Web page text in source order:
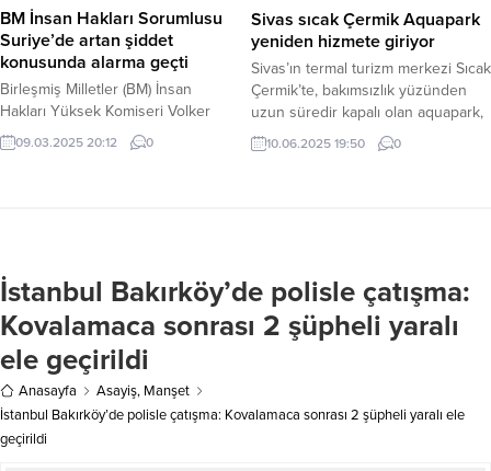
bu akşam saatlerinde korkutan bir
deprem yaşandı....
BM İnsan Hakları Sorumlusu
Suriye’de artan şiddet
konusunda alarma geçti
Birleşmiş Milletler (BM) İnsan
Hakları Yüksek Komiseri Volker
Türk, Suriye’nin kuzeybatısındaki
kıyı bölgelerinde artan şiddet
bildirilen koordineli saldırıların
öldürmelerin derhal durdurulması
çağrısında bulundu. Türk, “Kadınlar,
çocuklar ve...
09.03.2025 20:12 0
Sivas sıcak Çermik Aquapark
yeniden hizmete giriyor
Sivas’ın termal turizm merkezi Sıcak
Çermik’te, bakımsızlık yüzünden
uzun süredir kapalı olan aquapark,
önümüzdeki günlerde tekrar
açılacak. Sivas Belediye Başkanı Dr.
önemli projelerden biri olan
Aquapark Sağlık, Spor ve...
10.06.2025 19:50 0
İstanbul Bakırköy’de polisle çatışma:
Kovalamaca sonrası 2 şüpheli yaralı
ele geçirildi
Anasayfa Asayiş, Manşet
İstanbul Bakırköy’de polisle çatışma: Kovalamaca sonrası 2 şüpheli yaralı ele
geçirildi